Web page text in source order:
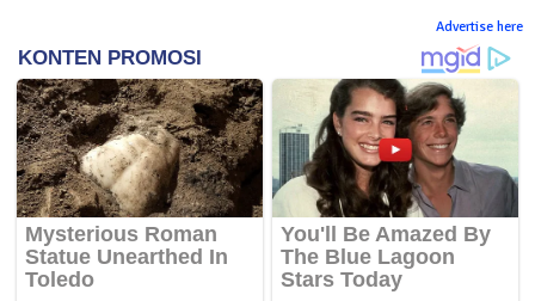
Advertise here